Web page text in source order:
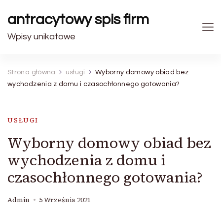
antracytowy spis firm
Wpisy unikatowe
Strona główna usługi
Wyborny domowy obiad bez
wychodzenia z domu i czasochłonnego gotowania?
USŁUGI
Wyborny domowy obiad bez
wychodzenia z domu i
czasochłonnego gotowania?
Admin 5 Września 2021